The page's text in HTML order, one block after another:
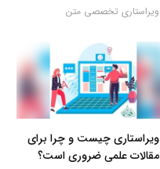
ویراستاری تخصصی متن
ویراستاری چیست و چرا برای
مقالات علمی ضروری است؟